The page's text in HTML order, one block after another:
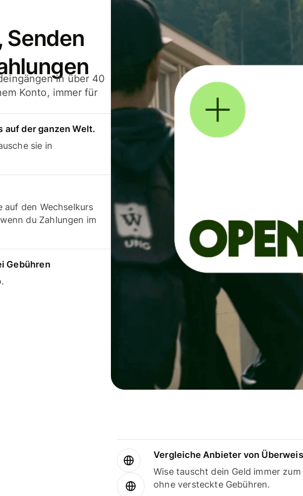
Senden
in über 40
Konto, immer für
auf der ganzen Welt.
sie in
auf den Wechselkurs
du Zahlungen im
Gebühren
Vergleiche Anbieter von
Wise tauscht dein Geld immer zum
ohne versteckte Gebühren.